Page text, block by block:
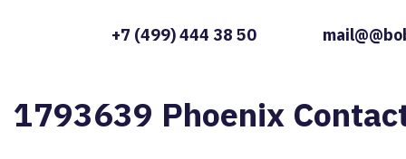
+7 (499) 444 38 50
1793639 Phoenix